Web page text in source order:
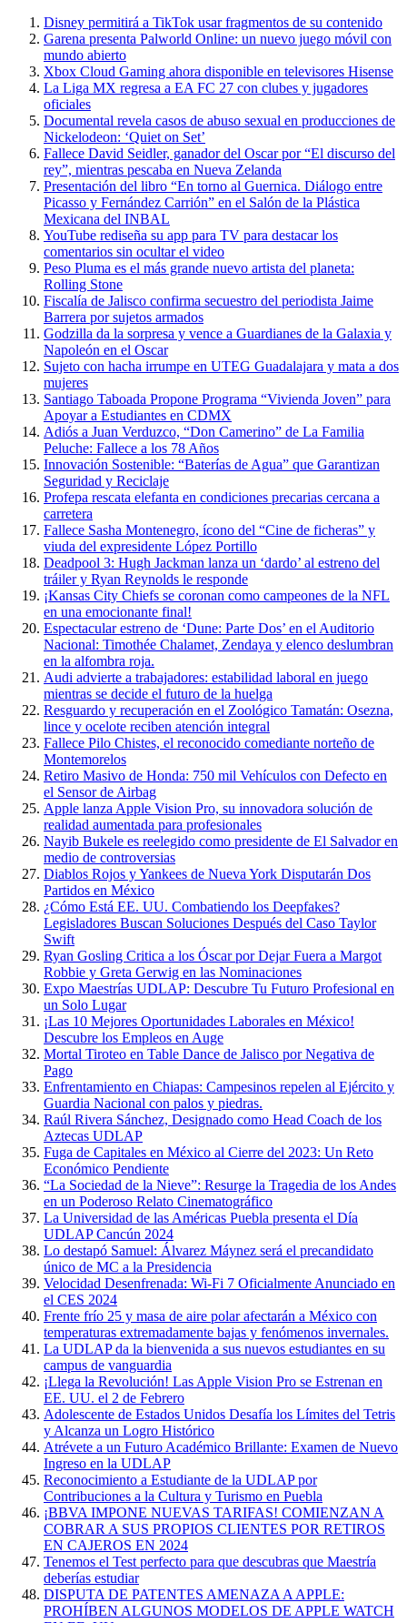
Disney permitirá a TikTok usar fragmentos de su contenido
Garena presenta Palworld Online: un nuevo juego móvil con
mundo abierto
Xbox Cloud Gaming ahora disponible en televisores Hisense
La Liga MX regresa a EA FC 27 con clubes y jugadores
oficiales
Documental revela casos de abuso sexual en producciones de
Nickelodeon: ‘Quiet on Set’
Fallece David Seidler, ganador del Oscar por “El discurso del
rey”, mientras pescaba en Nueva Zelanda
Presentación del libro “En torno al Guernica. Diálogo entre
Picasso y Fernández Carrión” en el Salón de la Plástica
Mexicana del INBAL
YouTube rediseña su app para TV para destacar los
comentarios sin ocultar el video
Peso Pluma es el más grande nuevo artista del planeta:
Rolling Stone
Fiscalía de Jalisco confirma secuestro del periodista Jaime
Barrera por sujetos armados
Godzilla da la sorpresa y vence a Guardianes de la Galaxia y
Napoleón en el Oscar
Sujeto con hacha irrumpe en UTEG Guadalajara y mata a dos
mujeres
Santiago Taboada Propone Programa “Vivienda Joven” para
Apoyar a Estudiantes en CDMX
Adiós a Juan Verduzco, “Don Camerino” de La Familia
Peluche: Fallece a los 78 Años
Innovación Sostenible: “Baterías de Agua” que Garantizan
Seguridad y Reciclaje
Profepa rescata elefanta en condiciones precarias cercana a
carretera
Fallece Sasha Montenegro, ícono del “Cine de ficheras” y
viuda del expresidente López Portillo
Deadpool 3: Hugh Jackman lanza un ‘dardo’ al estreno del
tráiler y Ryan Reynolds le responde
¡Kansas City Chiefs se coronan como campeones de la NFL
en una emocionante final!
Espectacular estreno de ‘Dune: Parte Dos’ en el Auditorio
Nacional: Timothée Chalamet, Zendaya y elenco deslumbran
en la alfombra roja.
Audi advierte a trabajadores: estabilidad laboral en juego
mientras se decide el futuro de la huelga
Resguardo y recuperación en el Zoológico Tamatán: Osezna,
lince y ocelote reciben atención integral
Fallece Pilo Chistes, el reconocido comediante norteño de
Montemorelos
Retiro Masivo de Honda: 750 mil Vehículos con Defecto en
el Sensor de Airbag
Apple lanza Apple Vision Pro, su innovadora solución de
realidad aumentada para profesionales
Nayib Bukele es reelegido como presidente de El Salvador en
medio de controversias
Diablos Rojos y Yankees de Nueva York Disputarán Dos
Partidos en México
¿Cómo Está EE. UU. Combatiendo los Deepfakes?
Legisladores Buscan Soluciones Después del Caso Taylor
Swift
Ryan Gosling Critica a los Óscar por Dejar Fuera a Margot
Robbie y Greta Gerwig en las Nominaciones
Expo Maestrías UDLAP: Descubre Tu Futuro Profesional en
un Solo Lugar
¡Las 10 Mejores Oportunidades Laborales en México!
Descubre los Empleos en Auge
Mortal Tiroteo en Table Dance de Jalisco por Negativa de
Pago
Enfrentamiento en Chiapas: Campesinos repelen al Ejército y
Guardia Nacional con palos y piedras.
Raúl Rivera Sánchez, Designado como Head Coach de los
Aztecas UDLAP
Fuga de Capitales en México al Cierre del 2023: Un Reto
Económico Pendiente
“La Sociedad de la Nieve”: Resurge la Tragedia de los Andes
en un Poderoso Relato Cinematográfico
La Universidad de las Américas Puebla presenta el Día
UDLAP Cancún 2024
Lo destapó Samuel: Álvarez Máynez será el precandidato
único de MC a la Presidencia
Velocidad Desenfrenada: Wi-Fi 7 Oficialmente Anunciado en
el CES 2024
Frente frío 25 y masa de aire polar afectarán a México con
temperaturas extremadamente bajas y fenómenos invernales.
La UDLAP da la bienvenida a sus nuevos estudiantes en su
campus de vanguardia
¡Llega la Revolución! Las Apple Vision Pro se Estrenan en
EE. UU. el 2 de Febrero
Adolescente de Estados Unidos Desafía los Límites del Tetris
y Alcanza un Logro Histórico
Atrévete a un Futuro Académico Brillante: Examen de Nuevo
Ingreso en la UDLAP
Reconocimiento a Estudiante de la UDLAP por
Contribuciones a la Cultura y Turismo en Puebla
¡BBVA IMPONE NUEVAS TARIFAS! COMIENZAN A
COBRAR A SUS PROPIOS CLIENTES POR RETIROS
EN CAJEROS EN 2024
Tenemos el Test perfecto para que descubras que Maestría
deberías estudiar
DISPUTA DE PATENTES AMENAZA A APPLE:
PROHÍBEN ALGUNOS MODELOS DE APPLE WATCH